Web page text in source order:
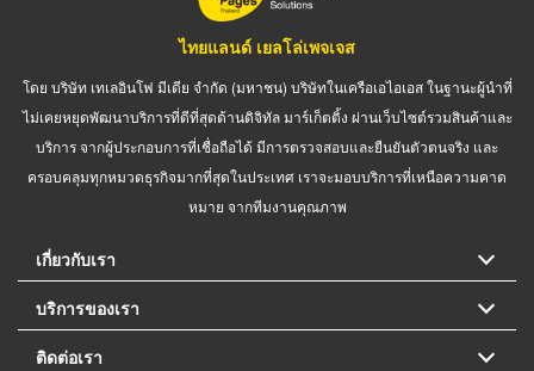
ไทยแลนด์ เยลโล่เพจเจส
โดย บริษัท เทเลอินโฟ มีเดีย จำกัด (มหาชน) บริษัทในเครือเอไอเอส ในฐานะผู้นำที่
ไม่เคยหยุดพัฒนาบริการที่ดีที่สุดด้านดิจิทัล มาร์เก็ตติ้ง ผ่านเว็บไซต์รวมสินค้าและ
บริการ จากผู้ประกอบการที่เชื่อถือได้ มีการตรวจสอบและยืนยันตัวตนจริง และ
ครอบคลุมทุกหมวดธุรกิจมากที่สุดในประเทศ เราจะมอบบริการที่เหนือความคาด
หมาย จากทีมงานคุณภาพ
เกี่ยวกับเรา
บริการของเรา
ติดต่อเรา